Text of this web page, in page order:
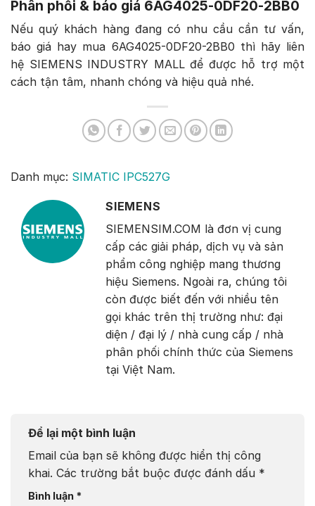
Phân phối & báo giá 6AG4025-0DF20-2BB0
Nếu quý khách hàng đang có nhu cầu cần tư vấn,
báo giá hay mua 6AG4025-0DF20-2BB0 thì hãy liên
hệ SIEMENS INDUSTRY MALL để được hỗ trợ một
cách tận tâm, nhanh chóng và hiệu quả nhé.
Danh mục: SIMATIC IPC527G
SIEMENS
SIEMENSIM.COM là đơn vị cung
cấp các giải pháp, dịch vụ và sản
phẩm công nghiệp mang thương
hiệu Siemens. Ngoài ra, chúng tôi
còn được biết đến với nhiều tên
gọi khác trên thị trường như: đại
diện / đại lý / nhà cung cấp / nhà
phân phối chính thức của Siemens
tại Việt Nam.
Để lại một bình luận
Email của bạn sẽ không được hiển thị công
khai. Các trường bắt buộc được đánh dấu *
Bình luận *